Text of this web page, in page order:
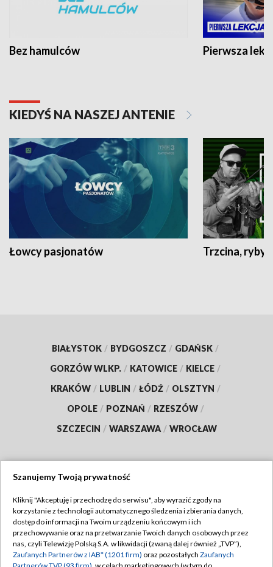
Bez hamulców Pierwsza
KIEDYŚ NA NASZEJ ANTENIE
Łowcy pasjonatów Trzcina, ryby
BIAŁYSTOK / BYDGOSZCZ / GDAŃSK /
GORZÓW WLKP. / KATOWICE / KIELCE /
KRAKÓW / LUBLIN / ŁÓDŹ / OLSZTYN /
OPOLE / POZNAŃ / RZESZÓW /
SZCZECIN / WARSZAWA / WROCŁAW
TVP
Abonament TVP
Emisja w TVP
Regulamin TVP
Polityka prywatności
Szanujemy Twoją prywatność
Kliknij "Akceptuję i przechodzę do serwisu", aby wyrazić zgody na
korzystanie z technologii automatycznego śledzenia i zbierania danych,
dostęp do informacji na Twoim urządzeniu końcowym i ich
przechowywanie oraz na przetwarzanie Twoich danych osobowych przez
nas, czyli Telewizję Polską S.A. w likwidacji (zwaną dalej również „TVP”),
Zaufanych Partnerów z IAB* (1201 firm) oraz pozostałych Zaufanych